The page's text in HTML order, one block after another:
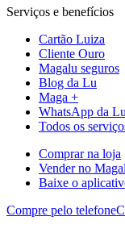
Serviços e benefícios
Cartão Luiza
Cliente Ouro
Magalu seguros
Blog da Lu
Maga +
WhatsApp da Lu
Todos os
Comprar na loja
Vender no
Baixe o
Compre pelo telefone